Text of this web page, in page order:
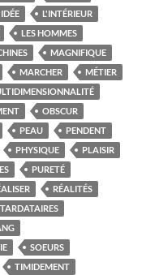
L'INTÉRIEUR
LES HOMMES
MAGNIFIQUE
MARCHER
MÉTIER
OBSCUR
PEAU
PENDENT
PHYSIQUE
PLAISIR
PURETÉ
RÉALITÉS
SOEURS
TIMIDEMENT